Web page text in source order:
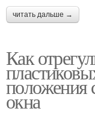
читать дальше →
Как
положения
окна